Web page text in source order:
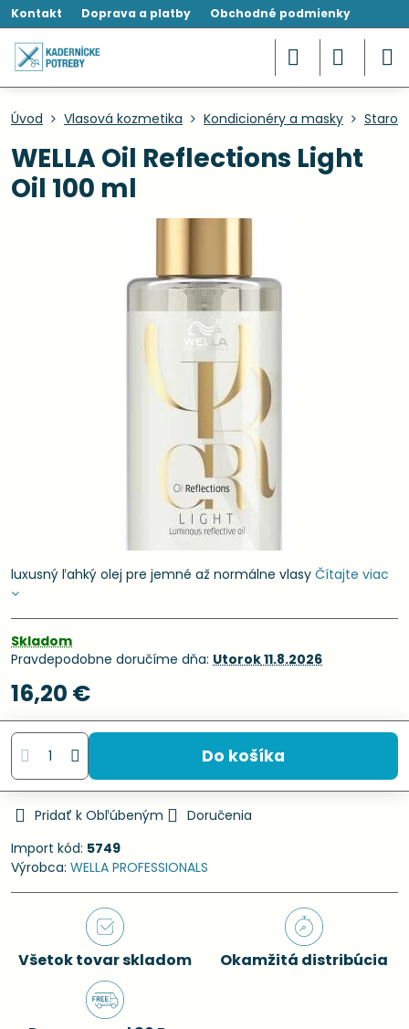
Kontakt Doprava a platby Obchodné podmienky
Úvod Vlasová kozmetika Kondicionéry a masky
WELLA Oil Reflections Light
Oil 100 ml
luxusný ľahký olej pre jemné až normálne vlasy Čítajte viac
Skladom
Pravdepodobne doručíme dňa: Utorok11.8.2026
16,20 €
Do košíka
Pridať k Obľúbeným
Doručenia
Import kód: 5749
Výrobca: WELLA PROFESSIONALS
Všetok tovar skladom Okamžitá distribúcia